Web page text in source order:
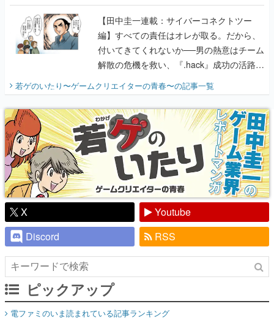
に行って、より理解を深めよう【PR】
【田中圭一連載：サイバーコネクトツー
編】すべての責任はオレが取る。だから、
付いてきてくれないか──男の熱意はチーム
解散の危機を救い、『.hack』成功の活路を
開く。業界の快男児・松山 洋に流れる血は
『少年ジャンプ』色だった【若ゲのいた
り】
若ゲのいたり〜ゲームクリエイターの青春〜の記事一覧
X
Youtube
Discord
RSS
ピックアップ
電ファミのいま読まれている記事ランキング